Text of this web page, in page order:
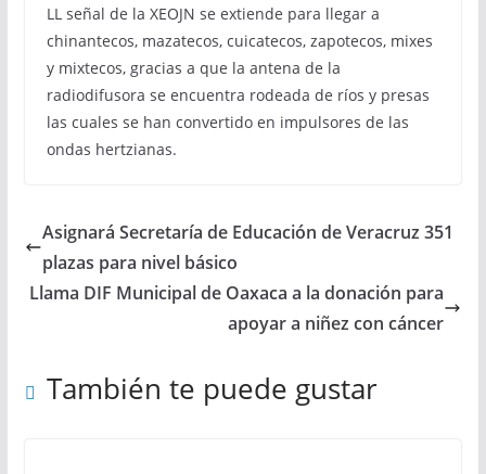
LL señal de la XEOJN se extiende para llegar a
chinantecos, mazatecos, cuicatecos, zapotecos, mixes
y mixtecos, gracias a que la antena de la
radiodifusora se encuentra rodeada de ríos y presas
las cuales se han convertido en impulsores de las
ondas hertzianas.
Asignará Secretaría de Educación de Veracruz 351
plazas para nivel básico
Llama DIF Municipal de Oaxaca a la donación para
apoyar a niñez con cáncer
También te puede gustar